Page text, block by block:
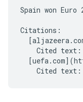
Spain won
Citations:
Cited